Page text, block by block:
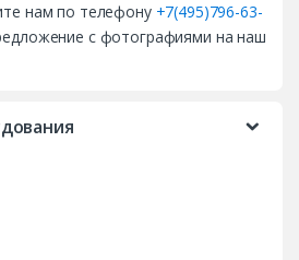
нам по телефону +7(495)796-63-
с фотографиями на наш